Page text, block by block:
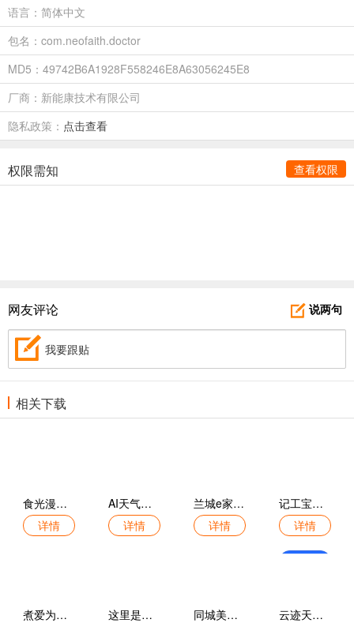
语言：简体中文
包名：com.neofaith.doctor
MD5：49742B6A1928F558246E8A63056245E8
厂商：新能康技术有限公司
隐私政策： 点击查看
权限需知 查看权限
说两句
网友评论
我要跟贴
相关下载
食光漫记免费版
详情
AI天气预报通最新版
详情
兰城e家手机版
详情
记工宝官方版
详情
煮爱为你最新版
这里是蓬莱最新版
同城美家手机版
云迹天气报手机版